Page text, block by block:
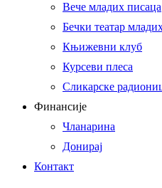
Вече младих писаца
Бечки театар
Књижевни клуб
Курсеви плеса
Сликарске
Финансије
Чланарина
Донирај
Контакт